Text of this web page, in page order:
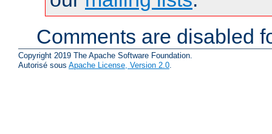
Comments are disabled
Copyright 2019 The Apache Software Foundation.
Autorisé sous Apache License, Version 2.0